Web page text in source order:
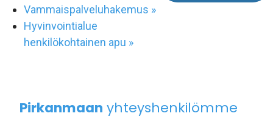
Vammaispalveluhakemus »
Hyvinvointialue
henkilökohtainen apu »
Pirkanmaan yhteyshenkilömme